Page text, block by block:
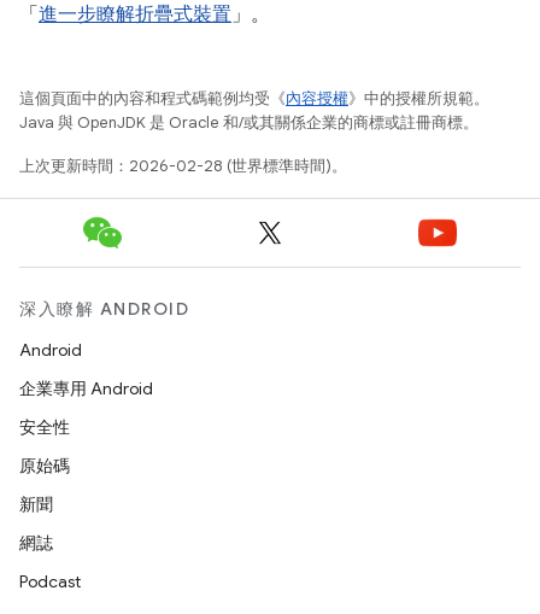
「 進一步瞭解折疊式裝置」。
這個頁面中的內容和程式碼範例均受《內容授權》中的授權所規範。
Java 與 OpenJDK 是 Oracle 和/或其關係企業的商標或註冊商標。
上次更新時間：2026-02-28 (世界標準時間)。
深入瞭解 ANDROID
Android
企業專用 Android
安全性
原始碼
新聞
網誌
Podcast